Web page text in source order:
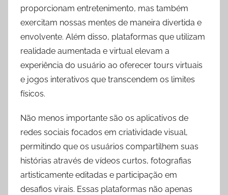
proporcionam entretenimento, mas também
exercitam nossas mentes de maneira divertida e
envolvente. Além disso, plataformas que utilizam
realidade aumentada e virtual elevam a
experiência do usuário ao oferecer tours virtuais
e jogos interativos que transcendem os limites
físicos.
Não menos importante são os aplicativos de
redes sociais focados em criatividade visual,
permitindo que os usuários compartilhem suas
histórias através de vídeos curtos, fotografias
artisticamente editadas e participação em
desafios virais. Essas plataformas não apenas